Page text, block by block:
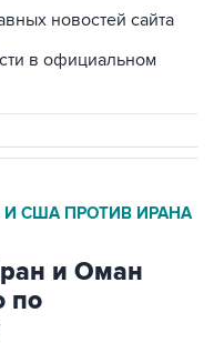
в официальном
и Оман